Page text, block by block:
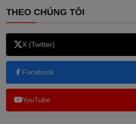
THEO CHÚNG TÔI
X (Twitter)
Facebook
YouTube